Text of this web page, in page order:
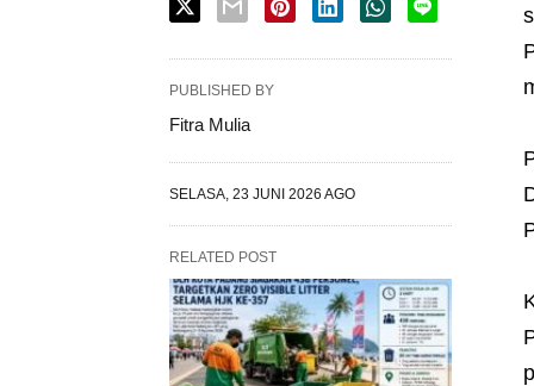
PUBLISHED BY
Fitra Mulia
SELASA, 23 JUNI 2026 AGO
RELATED POST